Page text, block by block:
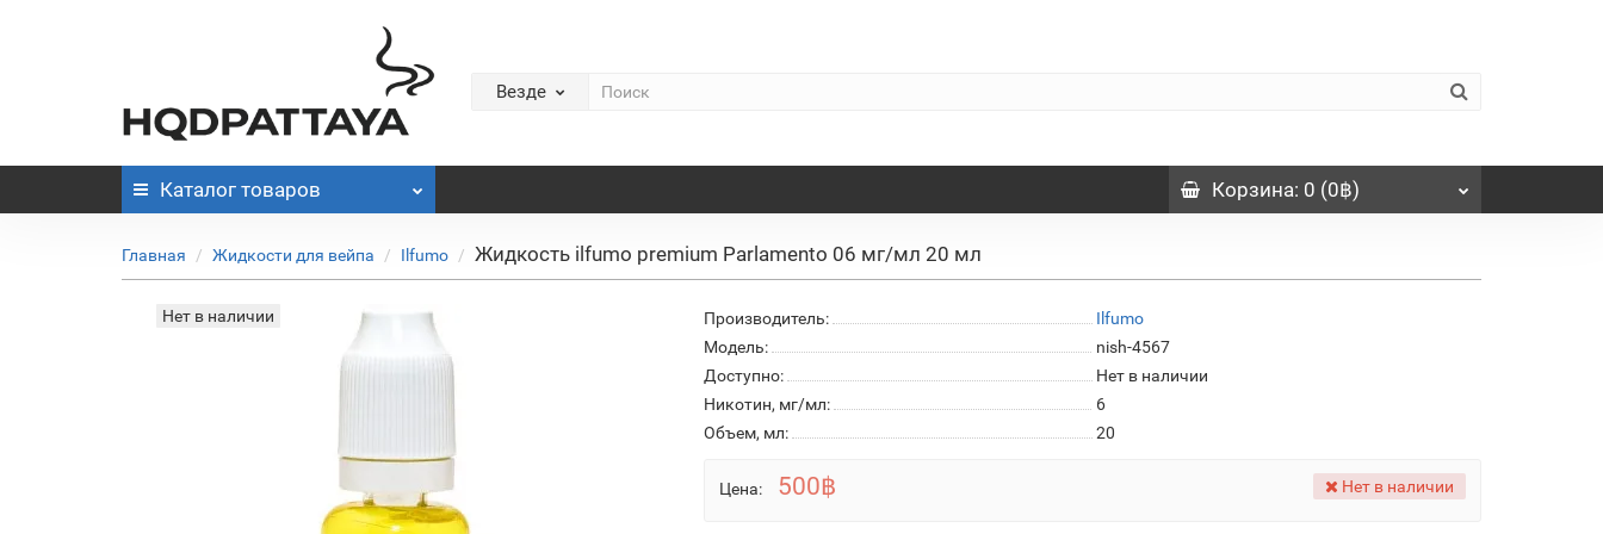
Везде
Каталог товаров Корзина: 0 (0฿)
Главная Жидкости для вейпа Ilfumo Жидкость ilfumo premium Parlamento 06 мг/мл 20 мл
Нет в наличии Производитель:
Ilfumo
Модель:
nish-4567
Доступно:
Нет в наличии
Никотин, мг/мл:
6
Объем, мл:
20
Цена: 500฿ Нет в наличии